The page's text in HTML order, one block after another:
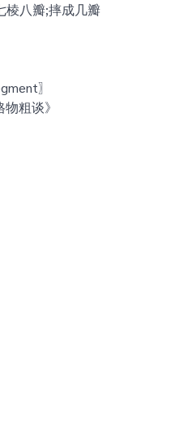
棱八瓣;摔成几瓣
〗
粗谈》